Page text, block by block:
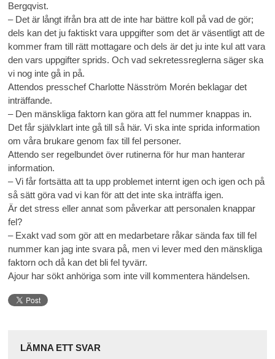
Bergqvist.
– Det är långt ifrån bra att de inte har bättre koll på vad de gör;
dels kan det ju faktiskt vara uppgifter som det är väsentligt att de
kommer fram till rätt mottagare och dels är det ju inte kul att vara
den vars uppgifter sprids. Och vad sekretessreglerna säger ska
vi nog inte gå in på.
Attendos presschef Charlotte Näsström Morén beklagar det
inträffande.
– Den mänskliga faktorn kan göra att fel nummer knappas in.
Det får självklart inte gå till så här. Vi ska inte sprida information
om våra brukare genom fax till fel personer.
Attendo ser regelbundet över rutinerna för hur man hanterar
information.
– Vi får fortsätta att ta upp problemet internt igen och igen och på
så sätt göra vad vi kan för att det inte ska inträffa igen.
Är det stress eller annat som påverkar att personalen knappar
fel?
– Exakt vad som gör att en medarbetare råkar sända fax till fel
nummer kan jag inte svara på, men vi lever med den mänskliga
faktorn och då kan det bli fel tyvärr.
Ajour har sökt anhöriga som inte vill kommentera händelsen.
LÄMNA ETT SVAR